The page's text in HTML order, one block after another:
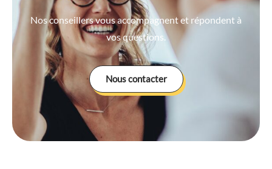
Nos conseillers vous accompagnent et répondent à
vos questions.
Nous contacter